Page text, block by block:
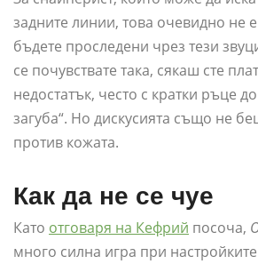
задните линии, това очевидно не
бъдете проследени чрез тези
се почувствате така, сякаш сте
недостатък, често с кратки ръце
загуба“. Но дискусията също не
против кожата.
Как да не се чуе
Като отговаря на Кефрий посоча,
много силна игра при